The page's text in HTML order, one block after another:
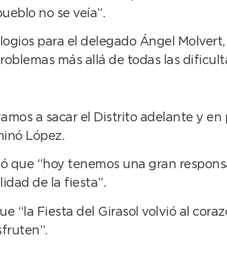
no se veía”.
para el delegado Ángel
más allá de todas las
a sacar el Distrito adelante y
López.
que “hoy tenemos una gran
de la fiesta”.
“la Fiesta del Girasol volvió al